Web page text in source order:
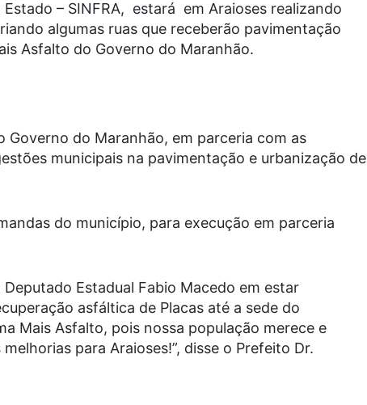
– SINFRA, estará em Araioses realizando
algumas ruas que receberão pavimentação
Asfalto do Governo do Maranhão.
Governo do Maranhão, em parceria com as
municipais na pavimentação e urbanização de
do município, para execução em parceria
Estadual Fabio Macedo em estar
asfáltica de Placas até a sede do
Mais Asfalto, pois nossa população merece e
para Araioses!”, disse o Prefeito Dr.